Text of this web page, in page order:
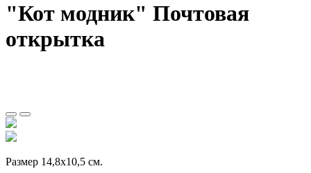
"Кот модник" Почтовая
открытка
Размер 14,8х10,5 см.